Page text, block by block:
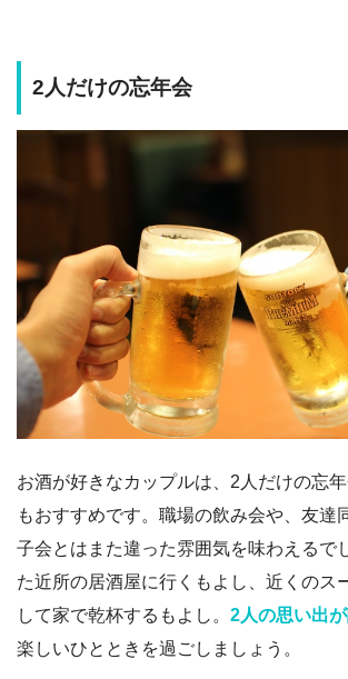
2人だけの忘年会
お酒が好きなカップルは、2人だけの忘
もおすすめです。職場の飲み会や、友達
子会とはまた違った雰囲気を味わえるで
た近所の居酒屋に行くもよし、近くのス
して家で乾杯するもよし。 2人の思い出
楽しいひとときを過ごしましょう。